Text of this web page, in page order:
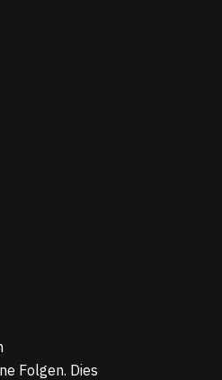
Folgen. Dies